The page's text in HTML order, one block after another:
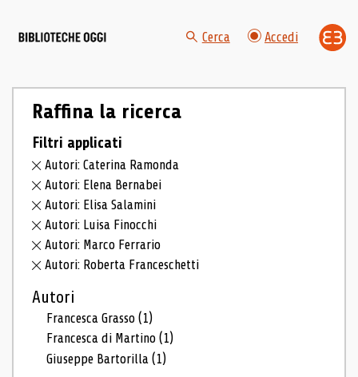
Cerca Accedi
Raffina la ricerca
Filtri applicati
Autori: Caterina Ramonda
Autori: Elena Bernabei
Autori: Elisa Salamini
Autori: Luisa Finocchi
Autori: Marco Ferrario
Autori: Roberta Franceschetti
Autori
Francesca Grasso(1)
Francesca di Martino(1)
Giuseppe Bartorilla(1)